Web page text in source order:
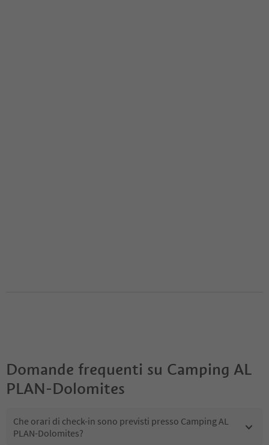
Domande frequenti su Camping AL
PLAN-Dolomites
Che orari di check-in sono previsti presso Camping AL
PLAN-Dolomites?